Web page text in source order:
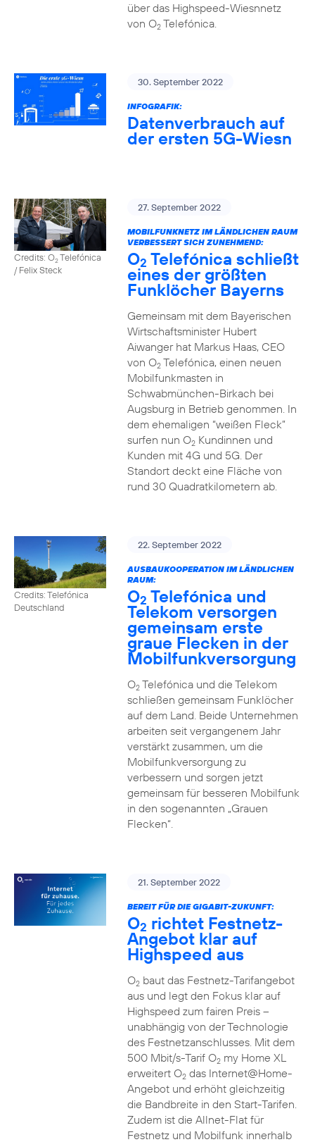
über das Highspeed-Wiesnnetz
von O2Telefónica.
30. September 2022
INFOGRAFIK:
Datenverbrauch auf
der ersten 5G-Wiesn
Credits: O2Telefónica
/ Felix Steck
27. September 2022
MOBILFUNKNETZ IM LÄNDLICHEN RAUM
VERBESSERT SICH ZUNEHMEND:
O2 Telefónica schließt
eines der größten
Funklöcher Bayerns
Gemeinsam mit dem Bayerischen
Wirtschaftsminister Hubert
Aiwanger hat Markus Haas, CEO
von O2Telefónica, einen neuen
Mobilfunkmasten in
Schwabmünchen-Birkach bei
Augsburg in Betrieb genommen. In
dem ehemaligen “weißen Fleck”
surfen nun O2Kundinnen und
Kunden mit 4G und 5G. Der
Standort deckt eine Fläche von
rund 30 Quadratkilometern ab.
Credits: Telefónica
Deutschland
22. September 2022
AUSBAUKOOPERATION IM LÄNDLICHEN
RAUM:
O2 Telefónica und
Telekom versorgen
gemeinsam erste
graue Flecken in der
Mobilfunkversorgung
O2Telefónica und die Telekom
schließen gemeinsam Funklöcher
auf dem Land. Beide Unternehmen
arbeiten seit vergangenem Jahr
verstärkt zusammen, um die
Mobilfunkversorgung zu
verbessern und sorgen jetzt
gemeinsam für besseren Mobilfunk
in den sogenannten „Grauen
Flecken“.
21. September 2022
BEREIT FÜR DIE GIGABIT-ZUKUNFT:
O2 richtet Festnetz-
Angebot klar auf
Highspeed aus
O2baut das Festnetz-Tarifangebot
aus und legt den Fokus klar auf
Highspeed zum fairen Preis –
unabhängig von der Technologie
des Festnetzanschlusses. Mit dem
500 Mbit/s-Tarif O2my Home XL
erweitert O2das Internet@Home-
Angebot und erhöht gleichzeitig
die Bandbreite in den Start-Tarifen.
Zudem ist die Allnet-Flat für
Festnetz und Mobilfunk innerhalb